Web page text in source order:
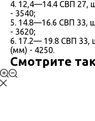
4. 12,4—14.4 СВП 27,
- 3540;
5. 14.8—16.6 СВП 33,
- 3620;
6. 17.2— 19.8 СВП 33,
(мм) - 4250.
Смотрите